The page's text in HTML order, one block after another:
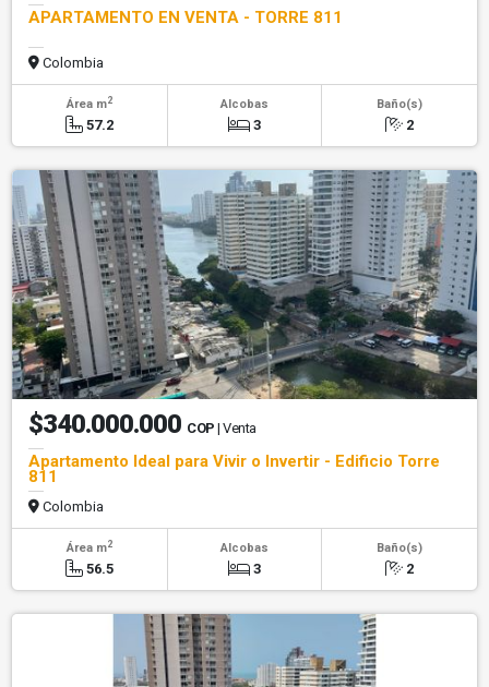
APARTAMENTO EN VENTA - TORRE 811
Colombia
Área m2
57.2
Alcobas
3
Baño(s)
2
$340.000.000 COP | Venta
Apartamento Ideal para Vivir o Invertir - Edificio Torre
811
Colombia
Área m2
56.5
Alcobas
3
Baño(s)
2